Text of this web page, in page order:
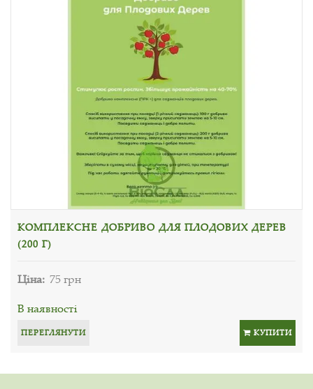
КОМПЛЕКСНЕ ДОБРИВО ДЛЯ ПЛОДОВИХ ДЕРЕВ
(200 Г)
Ціна: 75 грн
В наявності
ПЕРЕГЛЯНУТИ КУПИТИ